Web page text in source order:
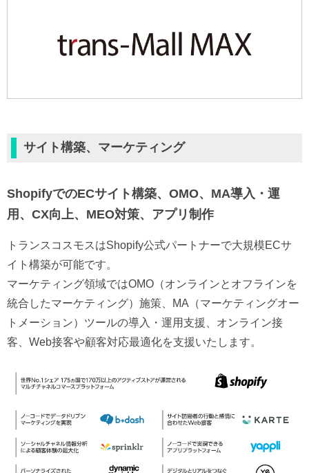
サイト構築、マーケティング
ShopifyでのECサイト構築、OMO、MA導入・運
用、CX向上、MEO対策、アプリ制作
トランスコスモスはShopify公式パートナーで大規模ECサ
イト構築が可能です。
マーケティング領域ではOMO（オンラインとオフラインを
統合したマーケティング）施策、MA（マーケティングオー
トメーション）ツールの導入・運用支援、オンライン接
客、Web接客や顧客対応最適化を支援いたします。